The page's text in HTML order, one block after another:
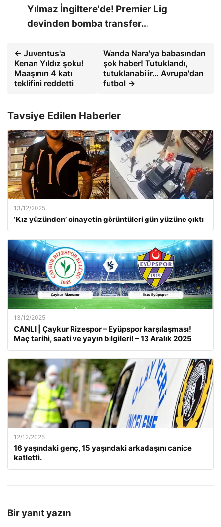
Yılmaz İngiltere'de! Premier Lig
devinden bomba transfer…
← Juventus'a
Kenan Yıldız şoku!
Maaşının 4 katı
teklifini reddetti
Wanda Nara'ya babasından
şok haber! Tutuklandı,
tutuklanabilir… Avrupa'dan
futbol →
Tavsiye Edilen Haberler
13/12/2025
‘Kız yüzünden’ cinayetin görüntüleri gün yüzüne çıktı
13/12/2025
CANLI | Çaykur Rizespor – Eyüpspor karşılaşması!
Maç tarihi, saati ve yayın bilgileri! – 13 Aralık 2025
12/12/2025
16 yaşındaki genç, 15 yaşındaki arkadaşını canice
katletti.
Bir yanıt yazın